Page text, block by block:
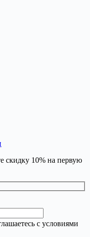
скидку 10% на первую
с условиями